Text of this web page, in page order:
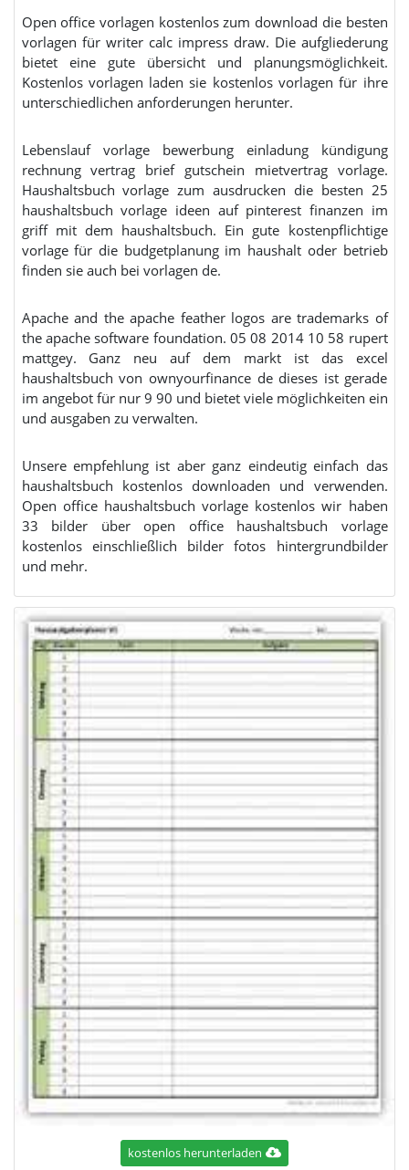
Open office vorlagen kostenlos zum download die besten
vorlagen für writer calc impress draw. Die aufgliederung
bietet eine gute übersicht und planungsmöglichkeit.
Kostenlos vorlagen laden sie kostenlos vorlagen für ihre
unterschiedlichen anforderungen herunter.
Lebenslauf vorlage bewerbung einladung kündigung
rechnung vertrag brief gutschein mietvertrag vorlage.
Haushaltsbuch vorlage zum ausdrucken die besten 25
haushaltsbuch vorlage ideen auf pinterest finanzen im
griff mit dem haushaltsbuch. Ein gute kostenpflichtige
vorlage für die budgetplanung im haushalt oder betrieb
finden sie auch bei vorlagen de.
Apache and the apache feather logos are trademarks of
the apache software foundation. 05 08 2014 10 58 rupert
mattgey. Ganz neu auf dem markt ist das excel
haushaltsbuch von ownyourfinance de dieses ist gerade
im angebot für nur 9 90 und bietet viele möglichkeiten ein
und ausgaben zu verwalten.
Unsere empfehlung ist aber ganz eindeutig einfach das
haushaltsbuch kostenlos downloaden und verwenden.
Open office haushaltsbuch vorlage kostenlos wir haben
33 bilder über open office haushaltsbuch vorlage
kostenlos einschließlich bilder fotos hintergrundbilder
und mehr.
kostenlos herunterladen